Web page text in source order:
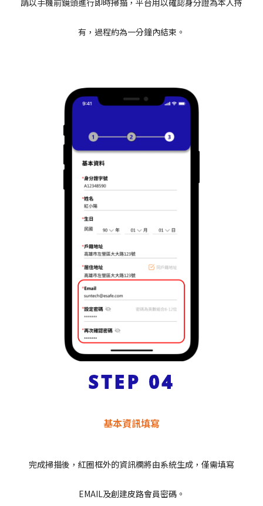
有，過程約為一分鐘內結束。
STEP 04
基本資訊填寫
完成掃描後，紅圈框外的資訊欄將由系統生成，僅需填寫
EMAIL及創建皮路會員密碼。